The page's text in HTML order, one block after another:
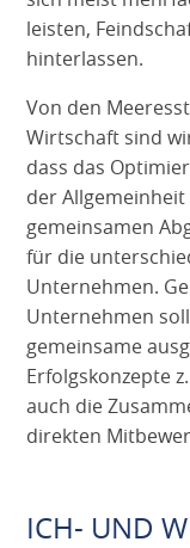
leisten,
hinterlassen.
Von den
Wirtschaft sind
dass das
der
gemeinsamen
für die
Unternehmen.
Unternehmen
gemeinsame
Erfolgskonzepte
auch die
direkten
ICH- UND